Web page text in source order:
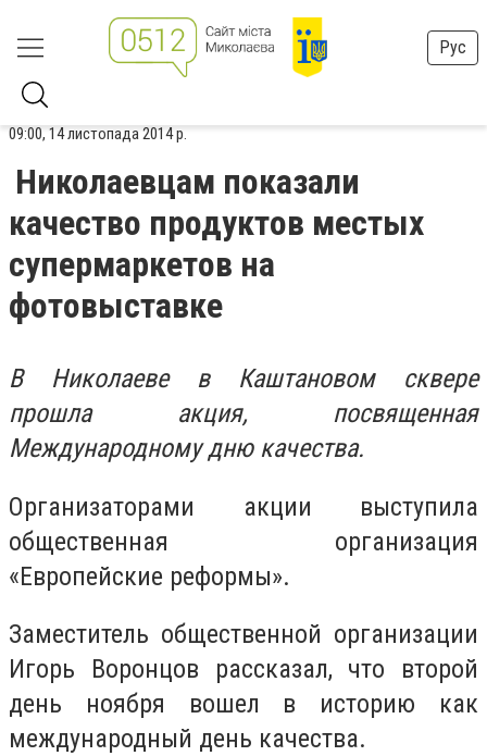
Рус
09:00, 14 листопада 2014 р.
Николаевцам показали
качество продуктов местых
супермаркетов на
фотовыставке
В Николаеве в Каштановом сквере
прошла акция, посвященная
Международному дню качества.
Организаторами акции выступила
общественная организация
«Европейские реформы».
Заместитель общественной организации
Игорь Воронцов рассказал, что второй
день ноября вошел в историю как
международный день качества.